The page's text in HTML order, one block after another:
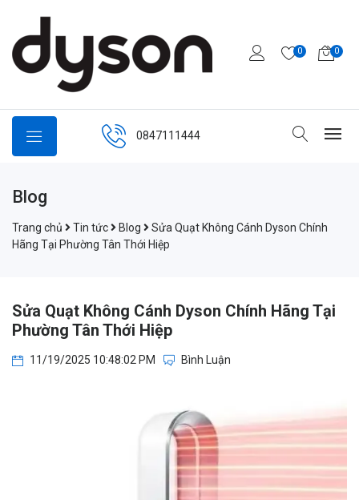
0 0
0847111444
Blog
Trang chủ Tin tức Blog
Sửa Quạt Không Cánh Dyson Chính
Hãng Tại Phường Tân Thới Hiệp
Sửa Quạt Không Cánh Dyson Chính Hãng Tại
Phường Tân Thới Hiệp
11/19/2025 10:48:02 PM Bình Luận